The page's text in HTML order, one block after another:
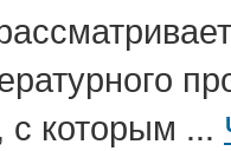
с которым ...